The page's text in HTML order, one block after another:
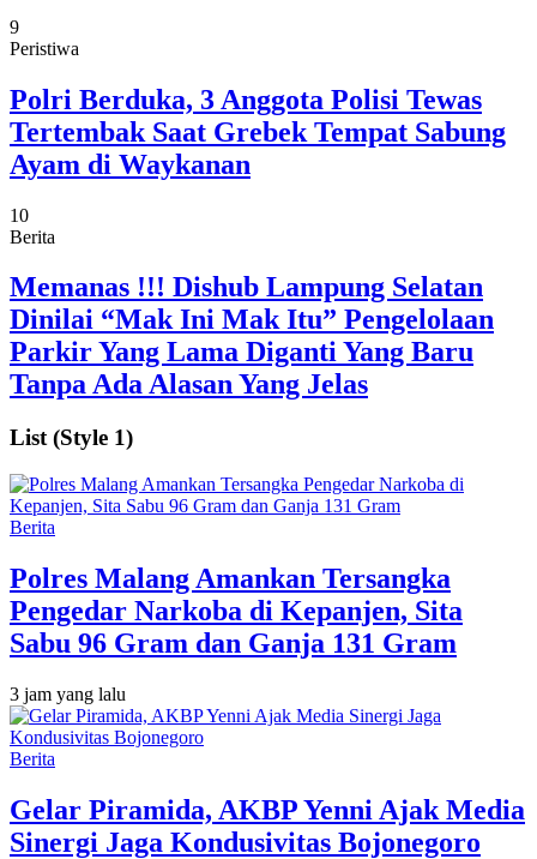
9
Peristiwa
Polri Berduka, 3 Anggota Polisi Tewas
Tertembak Saat Grebek Tempat Sabung
Ayam di Waykanan
10
Berita
Memanas !!! Dishub Lampung Selatan
Dinilai “Mak Ini Mak Itu” Pengelolaan
Parkir Yang Lama Diganti Yang Baru
Tanpa Ada Alasan Yang Jelas
List (Style 1)
Berita
Polres Malang Amankan Tersangka
Pengedar Narkoba di Kepanjen, Sita
Sabu 96 Gram dan Ganja 131 Gram
3 jam yang lalu
Berita
Gelar Piramida, AKBP Yenni Ajak Media
Sinergi Jaga Kondusivitas Bojonegoro